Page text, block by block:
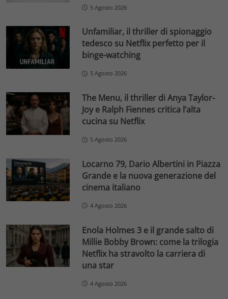
5 Agosto 2026
Unfamiliar, il thriller di spionaggio
tedesco su Netflix perfetto per il
binge-watching
5 Agosto 2026
The Menu, il thriller di Anya Taylor-
Joy e Ralph Fiennes critica l’alta
cucina su Netflix
5 Agosto 2026
Locarno 79, Dario Albertini in Piazza
Grande e la nuova generazione del
cinema italiano
4 Agosto 2026
Enola Holmes 3 e il grande salto di
Millie Bobby Brown: come la trilogia
Netflix ha stravolto la carriera di
una star
4 Agosto 2026